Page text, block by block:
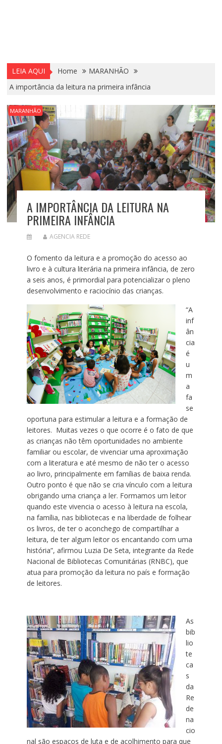
LEIA AQUI Home
MARANHÃO
A importância da leitura na primeira infância
MARANHÃO
A IMPORTÂNCIA DA LEITURA NA
PRIMEIRA INFÂNCIA
AGENCIA REDE
O fomento da leitura e a promoção do acesso ao
livro e à cultura literária na primeira infância, de zero
a seis anos, é primordial para potencializar o pleno
desenvolvimento e raciocínio das crianças.
“A
inf
ân
cia
é
u
m
a
fa
se
oportuna para estimular a leitura e a formação de
leitores. Muitas vezes o que ocorre é o fato de que
as crianças não têm oportunidades no ambiente
familiar ou escolar, de vivenciar uma aproximação
com a literatura e até mesmo de não ter o acesso
ao livro, principalmente em famílias de baixa renda.
Outro ponto é que não se cria vínculo com a leitura
obrigando uma criança a ler. Formamos um leitor
quando este vivencia o acesso à leitura na escola,
na família, nas bibliotecas e na liberdade de folhear
os livros, de ter o aconchego de compartilhar a
leitura, de ter algum leitor os encantando com uma
história”, afirmou Luzia De Seta, integrante da Rede
Nacional de Bibliotecas Comunitárias (RNBC), que
atua para promoção da leitura no país e formação
de leitores.
As
bib
lio
te
ca
s
da
Re
de
na
cio
nal são espaços de luta e de acolhimento para que